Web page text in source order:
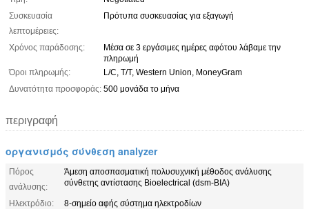
Συσκευασία
λεπτομέρειες:
Πρότυπα συσκευασίας για εξαγωγή
Χρόνος παράδοσης:
Μέσα σε 3 εργάσιμες ημέρες αφότου λάβαμε την
πληρωμή
Όροι πληρωμής:
L/C, T/T, Western Union, MoneyGram
Δυνατότητα προσφοράς: 500 μονάδα το μήνα
περιγραφή
οργανισμός σύνθεση analyzer
Πόρος
ανάλυσης:
Άμεση αποσπασματική πολυσυχνική μέθοδος ανάλυσης
σύνθετης αντίστασης Bioelectrical (dsm-BIA)
Ηλεκτρόδιο:
8-σημείο αφής σύστημα ηλεκτροδίων